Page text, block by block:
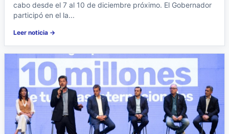
cabo desde el 7 al 10 de diciembre próximo. El Gobernador
participó en el la...
Leer noticia →